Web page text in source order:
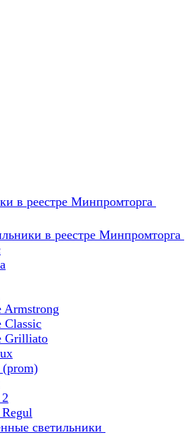
в реестре Минпромторга
в реестре Минпромторга
Armstrong
Classic
Grilliato
Regul
светильники